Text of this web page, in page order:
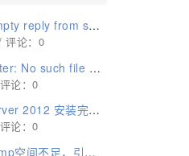
from server解决方法
评论：0
file or directory 解决方法
论：0
桌面只显示命令行的原因以及解决办法
论：0
No space left on device的问题